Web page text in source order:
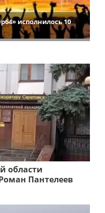
исполнилось 10
области
Пантелеев